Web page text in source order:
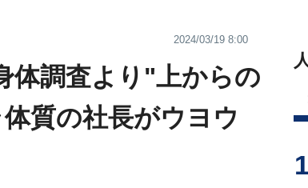
2024/03/19 8:00
体調査より"上からの
質の社長がウヨウ